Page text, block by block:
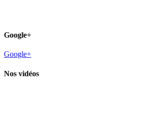
Google+
Google+
Nos vidéos